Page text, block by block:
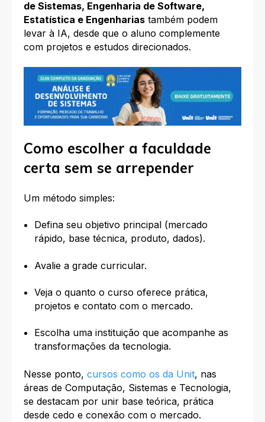
de Sistemas, Engenharia de Software,
Estatística e Engenharias também podem
levar à IA, desde que o aluno complemente
com projetos e estudos direcionados.
Como escolher a faculdade
certa sem se arrepender
Um método simples:
Defina seu objetivo principal (mercado
rápido, base técnica, produto, dados).
Avalie a grade curricular.
Veja o quanto o curso oferece prática,
projetos e contato com o mercado.
Escolha uma instituição que acompanhe as
transformações da tecnologia.
Nesse ponto, cursos como os da Unit, nas
áreas de Computação, Sistemas e Tecnologia,
se destacam por unir base teórica, prática
desde cedo e conexão com o mercado.